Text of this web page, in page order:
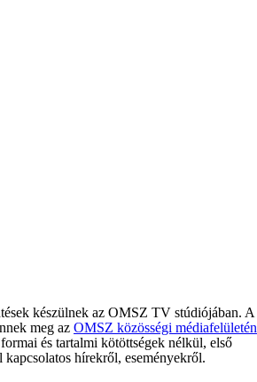
készülnek az OMSZ TV stúdiójában. A
meg az OMSZ közösségi médiafelületén
és tartalmi kötöttségek nélkül, első
hírekről, eseményekről.